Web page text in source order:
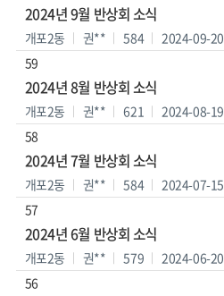
2024년 9월 반상회 소식
개포2동 권** 584
2024-09-20
59
2024년 8월 반상회 소식
개포2동 권** 621
2024-08-19
58
2024년 7월 반상회 소식
개포2동 권** 584
2024-07-15
57
2024년 6월 반상회 소식
개포2동 권** 579
2024-06-20
56